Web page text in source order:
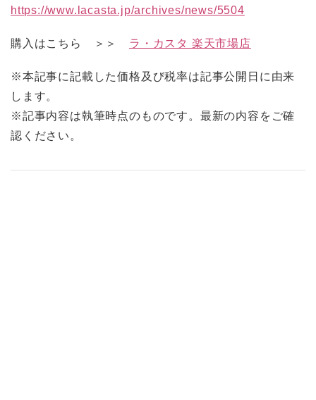
https://www.lacasta.jp/archives/news/5504
購入はこちら ＞＞ ラ・カスタ 楽天市場店
※本記事に記載した価格及び税率は記事公開日に由来
します。
※記事内容は執筆時点のものです。最新の内容をご確
認ください。